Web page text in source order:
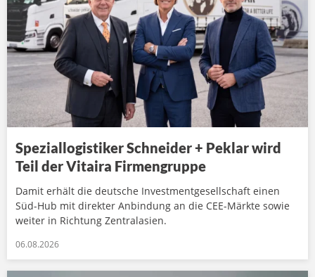
Speziallogistiker Schneider + Peklar wird
Teil der Vitaira Firmengruppe
Damit erhält die deutsche Investmentgesellschaft einen
Süd-Hub mit direkter Anbindung an die CEE-Märkte sowie
weiter in Richtung Zentralasien.
06.08.2026